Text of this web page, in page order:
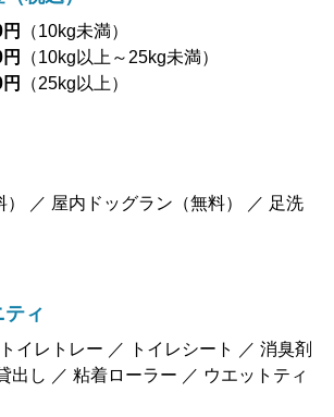
（10kg未満）
（10kg以上～25kg未満）
（25kg以上）
） ／ 屋内ドッグラン（無料） ／ 足洗
ィ
イレトレー ／ トイレシート ／ 消臭剤
出し ／ 粘着ローラー ／ ウエットティ